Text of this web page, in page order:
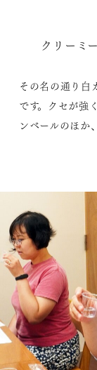
クリーミ
その名の通り白
です。クセが強
ンベールのほか